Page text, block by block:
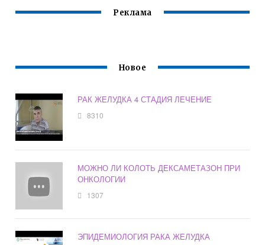
Реклама
Новое
РАК ЖЕЛУДКА 4 СТАДИЯ ЛЕЧЕНИЕ
8310
МОЖНО ЛИ КОЛОТЬ ДЕКСАМЕТАЗОН ПРИ
ОНКОЛОГИИ
1307
ЭПИДЕМИОЛОГИЯ РАКА ЖЕЛУДКА